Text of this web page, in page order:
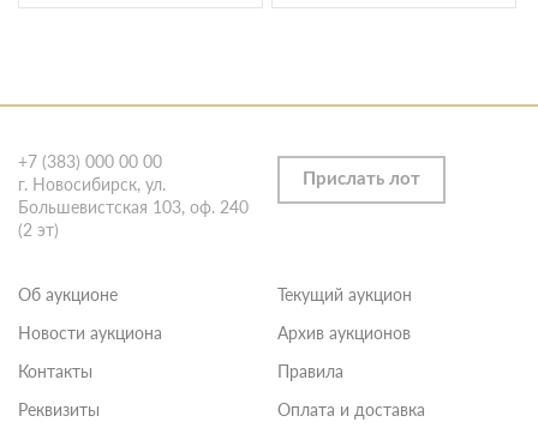
+7 (383) 000 00 00
г. Новосибирск, ул.
Большевистская 103, оф. 240
(2 эт)
Прислать лот
Об аукционе
Новости аукциона
Контакты
Реквизиты
Текущий аукцион
Архив аукционов
Правила
Оплата и доставка